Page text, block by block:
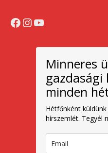
Facebook
Instagram
YouTube
Minneres
gazdasági
minden
Hétfőnként
hírszemlét. Tegyél